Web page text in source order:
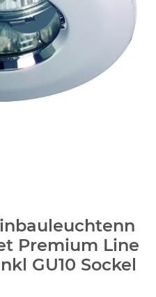
Premium Line
GU10 Sockel